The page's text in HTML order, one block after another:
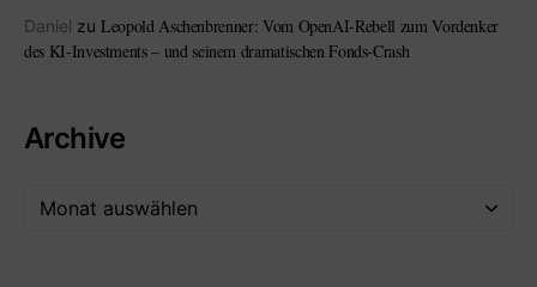
Daniel zu Leopold Aschenbrenner: Vom OpenAI-Rebell zum Vordenker
des KI-Investments – und seinem dramatischen Fonds-Crash
Archive